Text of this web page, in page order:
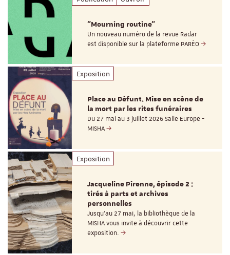
"Mourning routine"
Un nouveau numéro de la revue Radar
est disponible sur la plateforme PARÉO
Exposition
Place au Défunt. Mise en scène de
la mort par les rites funéraires
Du 27 mai au 3 juillet 2026 Salle Europe -
MISHA
Exposition
Jacqueline Pirenne, épisode 2 :
tirés à parts et archives
personnelles
Jusqu’au 27 mai, la bibliothèque de la
MISHA vous invite à découvrir cette
exposition.